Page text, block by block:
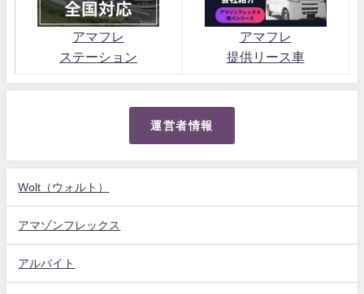
アマフレ
ステーション
アマフレ
提供リース車
運営者情報
Wolt（ウォルト）
アマゾンフレックス
アルバイト